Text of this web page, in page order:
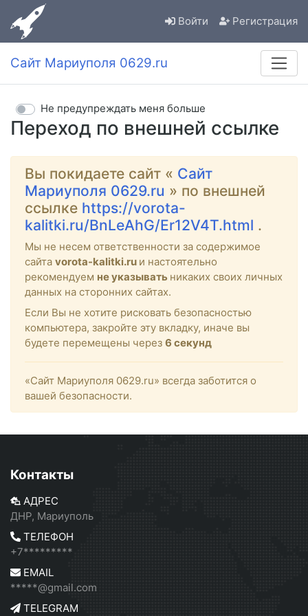
Войти Регистрация
Сайт Мариуполя 0629.ru
Переход по внешней ссылке
Не предупреждать меня больше
Вы покидаете сайт « Сайт
Мариуполя 0629.ru » по внешней
ссылке https://vorota-
kalitki.ru/BnLeAhG/Er12V4T.html .
Мы не несем ответственности за содержимое
сайта vorota-kalitki.ru и настоятельно
рекомендуем не указывать никаких своих личных
данных на сторонних сайтах.
Если Вы не хотите рисковать безопасностью
компьютера, закройте эту вкладку, иначе вы
будете перемещены через 6 секунд
«Сайт Мариуполя 0629.ru» всегда заботится о
вашей безопасности.
Контакты
АДРЕС
ДНР, Мариуполь
ТЕЛЕФОН
+7*********
EMAIL
*****@gmail.com
TELEGRAM